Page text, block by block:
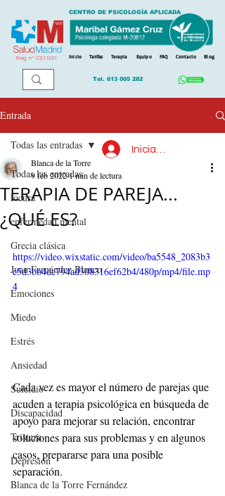
Reg. nº CS11031
CENTRO DE PSICOLOGÍA APLICADA
Inicio Tarifas Terapia Equipo FAQ Contacto Blog
Tel. 613 005 282
Entrada
Todas las entradas
locura
enfermedad mental
Grecia clásica
Juan Fernández Blanco
Emociones
Miedo
Estrés
Ansiedad
Suicidio
Discapacidad
Tristeza
Depresión
Blanca de la Torre Fernández
Todas las entradas
TERAPIA DE PAREJA...
¿QUÉ ES?
Blanca de la Torre
9 feb 20221 min de lectura
https://video.wixstatic.com/video/ba5548_2083b3
c5d3bb4dc794ad308316ef62b4/480p/mp4/file.mp
4
Cada vez es mayor el número de parejas que
acuden a terapia psicológica en búsqueda de
apoyo para mejorar su relación, encontrar
soluciones para sus problemas y en algunos
casos, prepararse para una posible
separación.
Iniciar sesión